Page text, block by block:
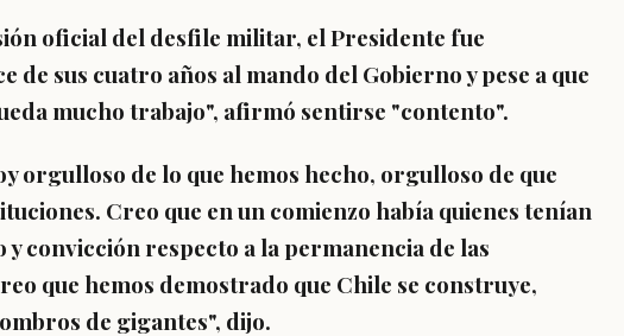
oficial del desfile militar, el Presidente fue
de sus cuatro años al mando del Gobierno y pese a que
mucho trabajo", afirmó sentirse "contento".
orgulloso de lo que hemos hecho, orgulloso de que
Creo que en un comienzo había quienes tenían
convicción respecto a la permanencia de las
que hemos demostrado que Chile se construye,
de gigantes", dijo.